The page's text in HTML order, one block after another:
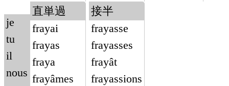
je
tu
il
nous
直単過
frayai
frayas
fraya
frayâmes
接半
frayasse
frayasses
frayât
frayassions